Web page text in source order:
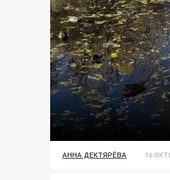
АННА ДЕКТЯРЁВА 16